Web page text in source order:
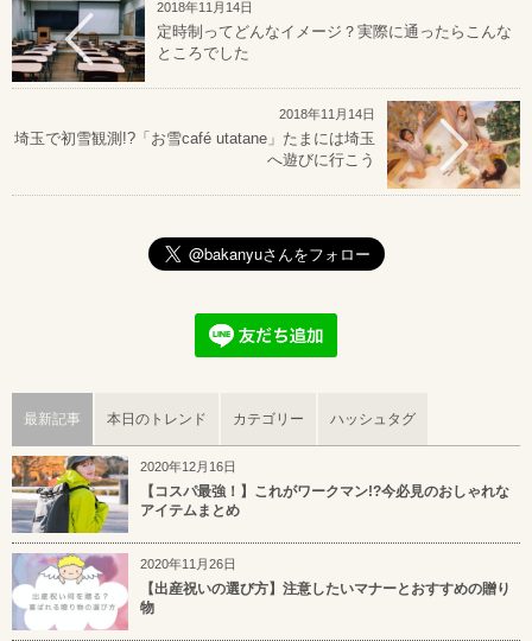
2018年11月14日
定時制ってどんなイメージ？実際に通ったらこんな
ところでした
2018年11月14日
埼玉で初雪観測!?「お雪café utatane」たまには埼玉
へ遊びに行こう
最新記事 本日のトレンド カテゴリー ハッシュタグ
2020年12月16日
【コスパ最強！】これがワークマン!?今必見のおしゃれな
アイテムまとめ
2020年11月26日
【出産祝いの選び方】注意したいマナーとおすすめの贈り
物